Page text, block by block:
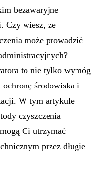
bezawaryjne
Czy wiesz, że
może prowadzić
to nie tylko wymóg
ochronę środowiska i
W tym artykule
czyszczenia
Ci utrzymać
przez długie